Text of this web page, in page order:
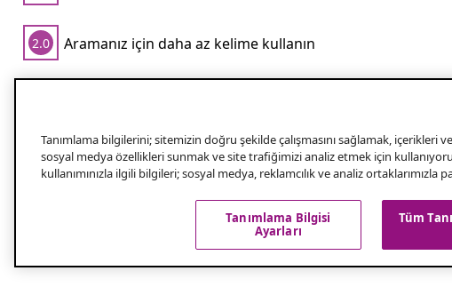
2.0 Aramanız için daha az kelime kullanın
Popüler aramalar
Keep your towels in check with the right towel
Have you ever struggled to find a place to hang your towels? That’s
and adds a touch of style. Let’s take a closer look at why every
Tanımlama bilgilerini; sitemizin doğru şekilde çalışmasını sağlamak, içerikleri
sosyal medya özellikleri sunmak ve site trafiğimizi analiz etmek için
kullanımınızla ilgili bilgileri; sosyal medya, reklamcılık ve analiz ortaklarımızla
Tüm
Tanımlama Bilgisi
Ayarları